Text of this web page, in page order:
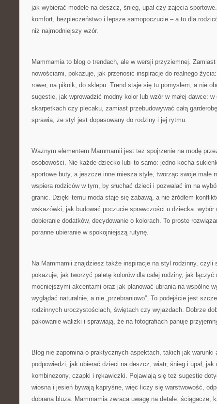
jak wybierać modele na deszcz, śnieg, upał czy zajęcia
komfort, bezpieczeństwo i lepsze samopoczucie – a to dla
niż najmodniejszy wzór.
Mammamia to blog o trendach, ale w wersji przyziemnej.
nowościami, pokazuje, jak przenosić inspiracje do realnego
rower, na piknik, do sklepu. Trend staje się tu pomysłem, a nie
sugestie, jak wprowadzić modny kolor lub wzór w małej dawce:
skarpetkach czy plecaku, zamiast przebudowywać całą
sprawia, że styl jest dopasowany do rodziny i jej rytmu.
Ważnym elementem Mammamii jest też spojrzenie na modę
osobowości. Nie każde dziecko lubi to samo: jedno kocha
sportowe buty, a jeszcze inne miesza style, tworząc swoje małe
wspiera rodziców w tym, by słuchać dzieci i pozwalać im na
granic. Dzięki temu moda staje się zabawą, a nie źródłem
wskazówki, jak budować poczucie sprawczości u dziecka: wybór
dobieranie dodatków, decydowanie o kolorach. To proste
poranne ubieranie w spokojniejszą rutynę.
Na Mammamii znajdziesz także inspiracje na styl rodzinny, czyli
pokazuje, jak tworzyć paletę kolorów dla całej rodziny, jak łączyć
mocniejszymi akcentami oraz jak planować ubrania na wspólne
wyglądać naturalnie, a nie „przebraniowo”. To podejście jest
rodzinnych uroczystościach, świętach czy wyjazdach. Dobrze
pakowanie walizki i sprawiają, że na fotografiach panuje
Blog nie zapomina o praktycznych aspektach, takich jak warunki
podpowiedzi, jak ubierać dzieci na deszcz, wiatr, śnieg i upał, jak
kombinezony, czapki i rękawiczki. Pojawiają się też sugestie
wiosna i jesień bywają kapryśne, więc liczy się warstwowość,
dobrana bluza. Mammamia zwraca uwagę na detale: ściągacze,